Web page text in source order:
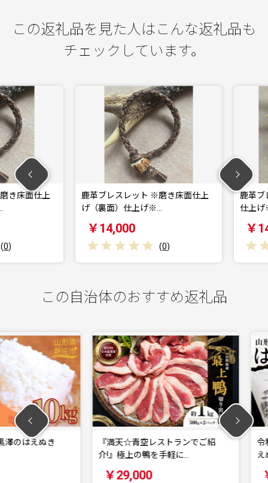
この返礼品を見た人はこんな返礼品も
チェックしています。
面仕上
鹿革ブレスレット ※磨き床面仕上
げ（裏面）仕上げ※…
￥14,000
(0)
鹿革ブレ
仕上げ※
￥
この自治体のおすすめ返礼品
ぬき
『満天☆青空レストランでご紹
介!』極上の鴨を手軽に…
￥29,000
令和7年
えぬき 精
￥